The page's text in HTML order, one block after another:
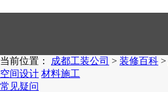
当前位置： 成都工装公司 > 装修百科 >
空间设计 材料施工
常见疑问